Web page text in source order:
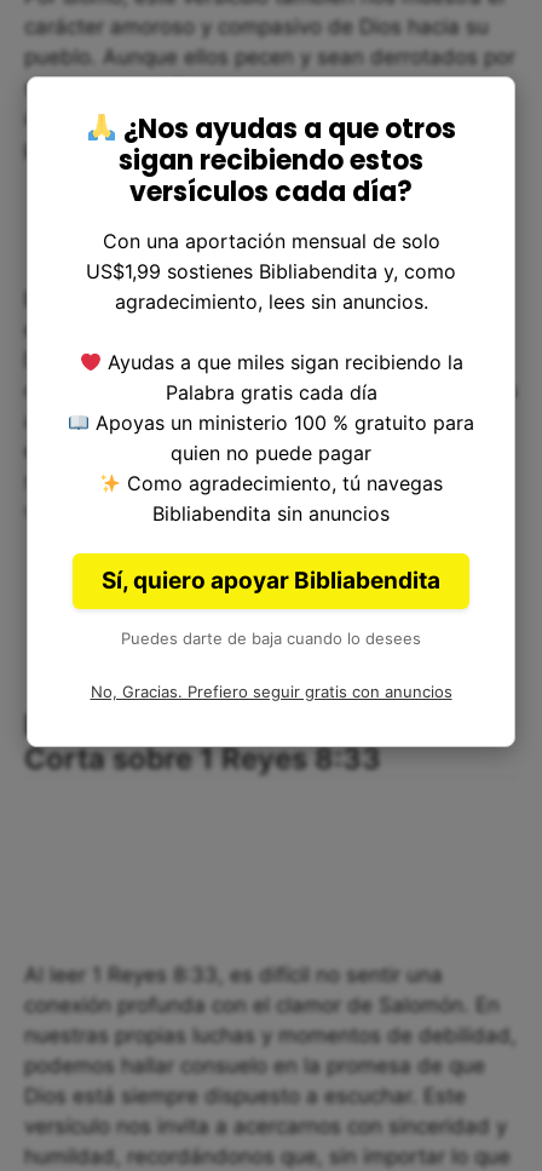
carácter amoroso y compasivo de Dios hacia su
pueblo. Aunque ellos pecen y sean derrotados por
sus enemigos, Dios sigue esperando su
arrepentimiento y regreso, y está dispuesto a
perdonar y restaurarlos.
En resumen, el versículo de 1 Reyes 8:33 nos
enseña sobre la humildad, la dependencia de
Dios, la confesión y el arrepentimiento, y la
compasión de Dios hacia su pueblo. Que podamos
aplicar estas lecciones en nuestras vidas y
encontrar aliento en la promesa de que Dios
siempre escucha nuestras oraciones cuando nos
volvemos a él en humildad y arrepentimiento.
Encontrando Esperanza: Reflexión
Corta sobre 1 Reyes 8:33
Al leer 1 Reyes 8:33, es difícil no sentir una
conexión profunda con el clamor de Salomón. En
nuestras propias luchas y momentos de debilidad,
podemos hallar consuelo en la promesa de que
Dios está siempre dispuesto a escuchar. Este
versículo nos invita a acercarnos con sinceridad y
humildad, recordándonos que, sin importar lo que
¿Nos ayudas a que otros
sigan recibiendo estos
versículos cada día?
Con una aportación mensual de solo
US$1,99 sostienes Bibliabendita y, como
agradecimiento, lees sin anuncios.
Ayudas a que miles sigan recibiendo la
Palabra gratis cada día
Apoyas un ministerio 100 % gratuito para
quien no puede pagar
Como agradecimiento, tú navegas
Bibliabendita sin anuncios
Sí, quiero apoyar Bibliabendita
Puedes darte de baja cuando lo desees
No, Gracias. Prefiero seguir gratis con anuncios